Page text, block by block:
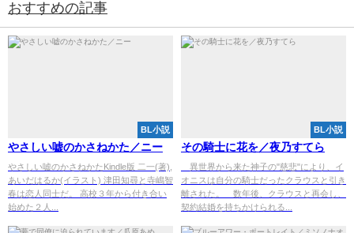
おすすめの記事
BL小説
やさしい嘘のかさねかた／ニー
やさしい嘘のかさねかたKindle版 二一(著),
あいだはるか(イラスト) 津田知尋と寺嶋智
春は恋人同士だ。 高校３年から付き合い
始めた２人...
BL小説
その騎士に花を／夜乃すてら
異世界から来た神子の"慈悲"により、イ
オニスは自分の騎士だったクラウスと引き
離された。 数年後、クラウスと再会し、
契約結婚を持ちかけられる...